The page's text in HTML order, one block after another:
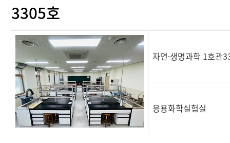
3305호
자연·생명과학 1호관
응용화학실험실